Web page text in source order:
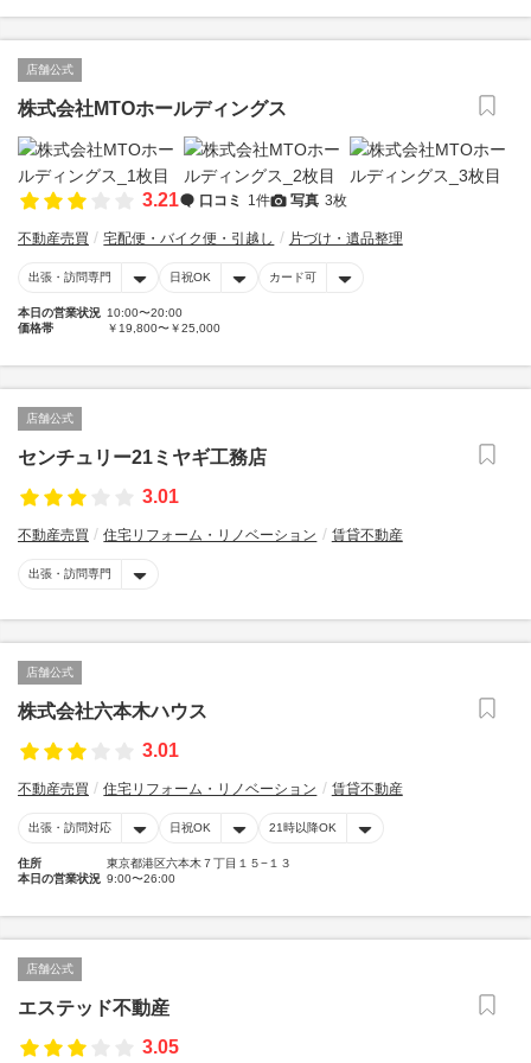
店舗公式
株式会社MTOホールディングス
3.21 口コミ 1件 写真 3枚
不動産売買 宅配便・バイク便・引越し 片づけ・遺品整理
出張・訪問専門 日祝OK カード可
本日の営業状況 10:00〜20:00
価格帯
￥19,800〜￥25,000
店舗公式
センチュリー21ミヤギ工務店
3.01
不動産売買 住宅リフォーム・リノベーション 賃貸不動産
出張・訪問専門
店舗公式
株式会社六本木ハウス
3.01
不動産売買 住宅リフォーム・リノベーション 賃貸不動産
出張・訪問対応 日祝OK 21時以降OK
住所
東京都港区六本木７丁目１５−１３
本日の営業状況 9:00〜26:00
店舗公式
エステッド不動産
3.05